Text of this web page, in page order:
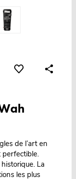
de l’art en
La
les plus